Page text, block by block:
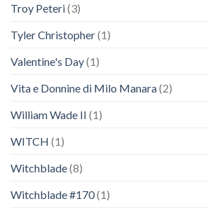
Troy Peteri(3)
Tyler Christopher(1)
Valentine's Day(1)
Vita e Donnine di Milo Manara(2)
William Wade II (1)
WITCH (1)
Witchblade(8)
Witchblade #170(1)